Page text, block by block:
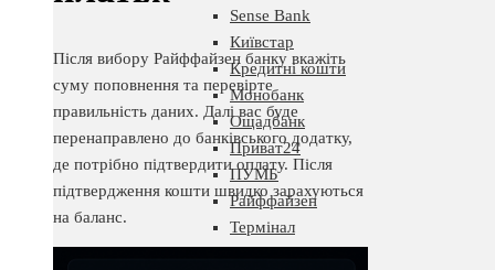
Sense Bank
Київстар
Кредитні кошти
Монобанк
Ощадбанк
Приват24
ПУМБ
Райффайзен
Термінал
Після вибору Райффайзен банку вкажіть
суму поповнення та перевірте
правильність даних. Далі вас буде
перенаправлено до банківського додатку,
де потрібно підтвердити оплату. Після
підтвердження кошти швидко зарахуються
на баланс.